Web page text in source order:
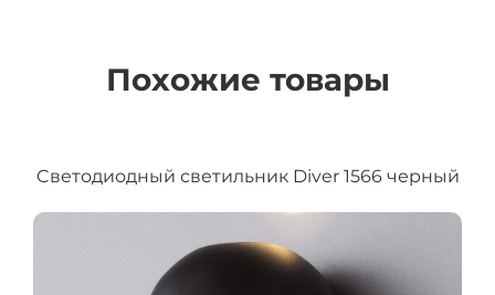
Похожие товары
Cветодиодный светильник Diver 1566 черный